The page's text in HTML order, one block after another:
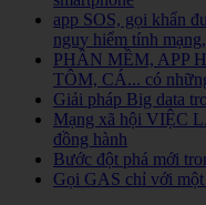
app SOS, gọi khẩn
nguy hiểm tính
PHẦN MỀM, APP
TÔM, CÁ... có
Giải pháp Big data
Mạng xã hội VIỆC
đồng hành
Bước đột phá mới
Gọi GAS chỉ với một